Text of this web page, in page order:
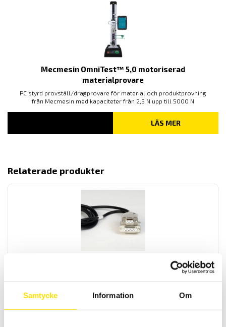
Samtycke Information Om
Mecmesin OmniTest™ 5,0 motoriserad
materialprovare
PC styrd provställ/dragprovare för material och produktprovning
från Mecmesin med kapaciteter från 2,5 N upp till 5000 N
LÄS MER
Relaterade produkter
Kablar Digital dynamometer – Provställ
Kommunikationskabel till digitala dynamometrar för anslutning till
provställ.